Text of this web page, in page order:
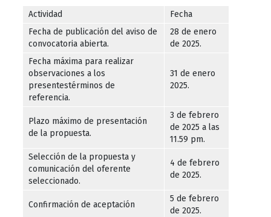
Actividad
Fecha
Fecha de publicación del aviso de
convocatoria abierta.
28 de enero
de 2025.
Fecha máxima para realizar
observaciones a los
presentestérminos de
referencia.
31 de enero
2025.
Plazo máximo de presentación
de la propuesta.
3 de febrero
de 2025 a las
11.59 pm.
Selección de la propuesta y
comunicación del oferente
seleccionado.
4 de febrero
de 2025.
Confirmación de aceptación
5 de febrero
de 2025.